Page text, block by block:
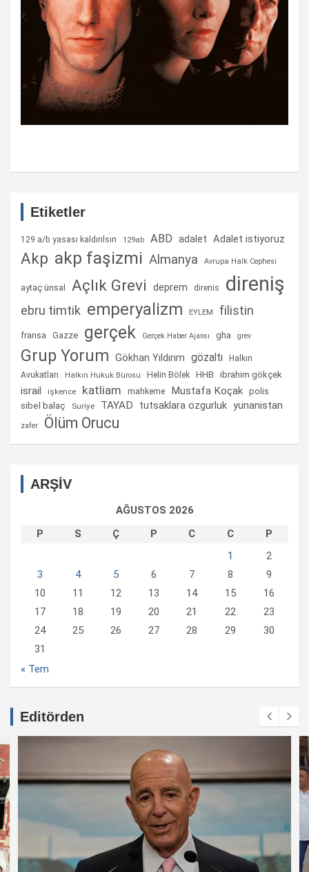
Etiketler
129 a/b yasası kaldırılsın 129ab ABD adalet Adalet istiyoruz
Akp akp faşizmi Almanya Avrupa Halk Cephesi
aytaç ünsal Açlık Grevi deprem direnis direniş
ebru timtik emperyalizm EYLEM filistin
fransa Gazze gerçek Gerçek Haber Ajansı gha grev
Grup Yorum Gökhan Yıldırım gözaltı
Halkın
Avukatları
Halkın Hukuk Bürosu Helin Bölek HHB ibrahim gökçek
israil işkence katliam mahkeme Mustafa Koçak polis
sibel balaç Suriye TAYAD tutsaklara ozgurluk yunanistan
zafer Ölüm Orucu
ARŞİV
AĞUSTOS 2026
P
S Ç P C C
P
1
2
3
4 5 6 7 8
9
10
11 12 13 14 15
16
17
18 19 20 21 22
23
24
25 26 27 28 29
30
31
« Tem
Editörden